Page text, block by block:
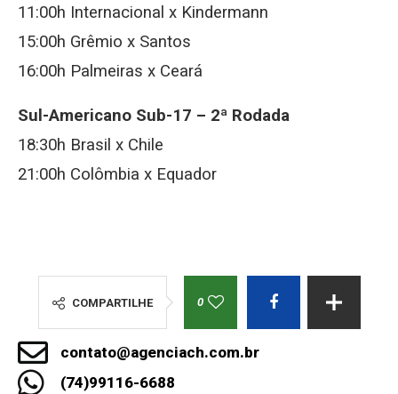
11:00h Internacional x Kindermann
15:00h Grêmio x Santos
16:00h Palmeiras x Ceará
Sul-Americano Sub-17 – 2ª Rodada
18:30h Brasil x Chile
21:00h Colômbia x Equador
COMPARTILHE 0
contato@agenciach.com.br
(74)99116-6688